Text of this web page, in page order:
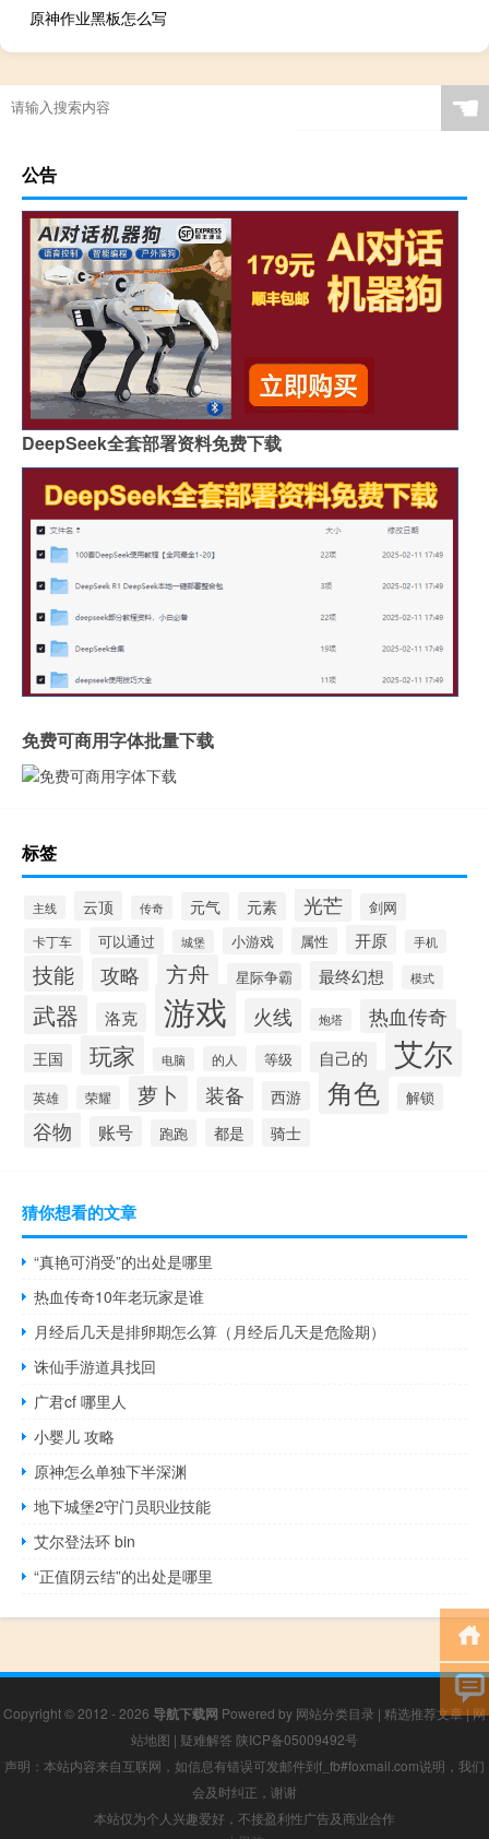
原神作业黑板怎么写
☚
公告
DeepSeek全套部署资料免费下载
免费可商用字体批量下载
标签
主线 云顶 传奇 元气 元素 光芒 剑网
卡丁车 可以通过 城堡 小游戏 属性 开原 手机
技能 攻略 方舟 星际争霸 最终幻想 模式
武器 洛克 游戏 火线 炮塔 热血传奇
王国 玩家 电脑 的人 等级 自己的 艾尔
英雄 荣耀 萝卜 装备 西游 角色 解锁
谷物 账号 跑跑 都是 骑士
猜你想看的文章
“真艳可消受”的出处是哪里
热血传奇10年老玩家是谁
月经后几天是排卵期怎么算（月经后几天是危险期）
诛仙手游道具找回
广君cf 哪里人
小婴儿 攻略
原神怎么单独下半深渊
地下城堡2守门员职业技能
艾尔登法环 bin
“正值阴云结”的出处是哪里
Copyright © 2012 - 2026 导航下载网 Powered by 网站分类目录 | 精选推荐文章|网
站地图 | 疑难解答 陕ICP备05009492号
声明：本站内容来自互联网，如信息有错误可发邮件到f_fb#foxmail.com说明，我们
会及时纠正，谢谢
本站仅为个人兴趣爱好，不接盈利性广告及商业合作